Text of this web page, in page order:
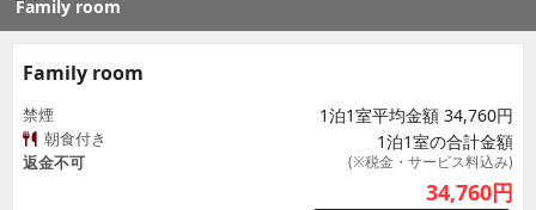
Family room
Family room
禁煙
朝食付き
返金不可
1泊1室平均金額 34,760円
1泊1室の合計金額
(※税金・サービス料込み)
34,760円